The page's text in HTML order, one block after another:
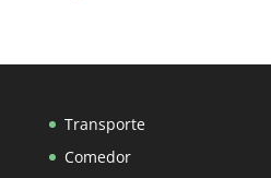
Transporte
Comedor